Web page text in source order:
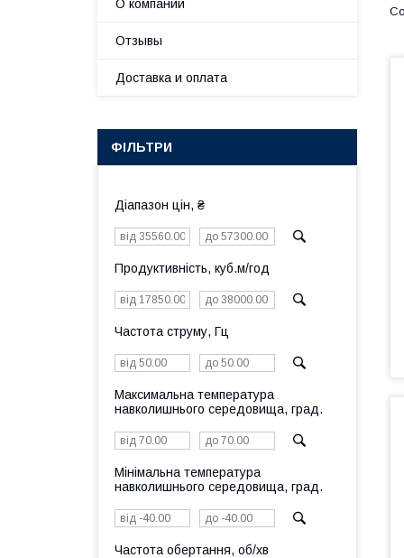
О компании
Отзывы
Доставка и оплата
ФІЛЬТРИ
Діапазон цін, ₴
Продуктивність, куб.м/год
Частота струму, Гц
Максимальна температура
навколишнього середовища, град.
Мінімальна температура
навколишнього середовища, град.
Частота обертання, об/хв